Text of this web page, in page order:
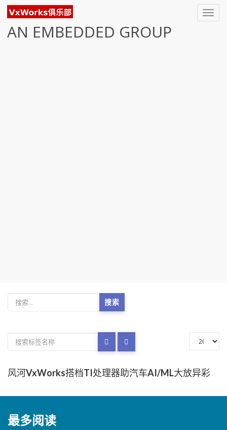
AN EMBEDDED GROUP
搜索
风河VxWorks搭档TI处理器助汽车AI/ML大放异彩
最多阅读